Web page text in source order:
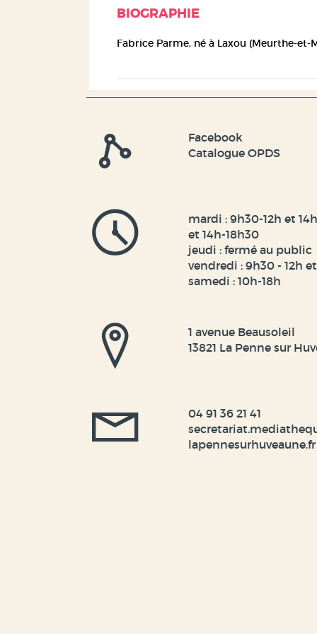
BIOGRAPHIE
Fabrice Parme, né à Laxou (Meurthe-et-
Facebook
Catalogue OPDS
mardi : 9h30-12h et
et 14h-18h30
jeudi : fermé au public
vendredi : 9h30 - 12h
samedi : 10h-18h
1 avenue Beausoleil
13821 La Penne sur
04 91 36 21 41
lapennesurhuveaune.fr